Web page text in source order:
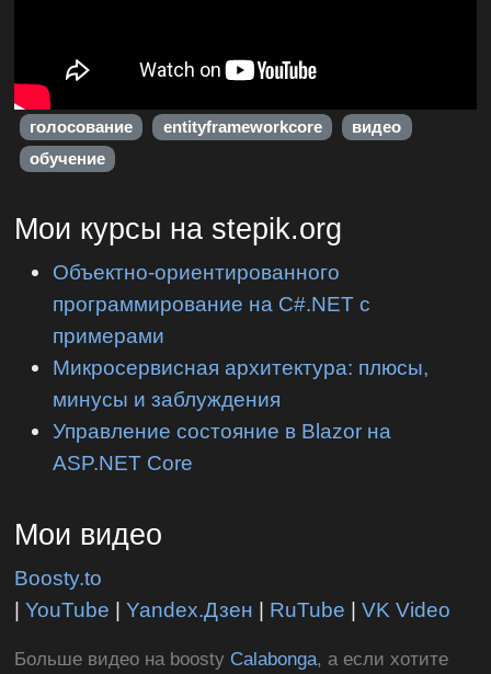
голосование entityframeworkcore
видео
обучение
Мои курсы на stepik.org
Объектно-ориентированного
программирование на C#.NET с
примерами
Микросервисная архитектура: плюсы,
минусы и заблуждения
Управление состояние в Blazor на
ASP.NET Core
Мои видео
Boosty.to
|YouTube |Yandex.Дзен | RuTube |VK Video
Больше видео на boosty Calabonga, а если хотите